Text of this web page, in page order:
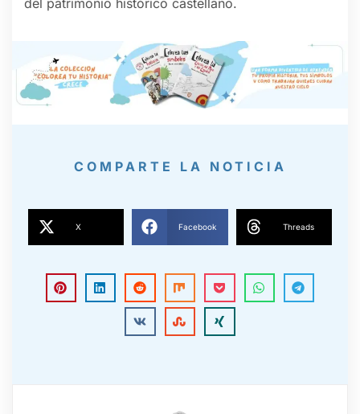
COMPARTE LA NOTICIA
X Facebook Threads